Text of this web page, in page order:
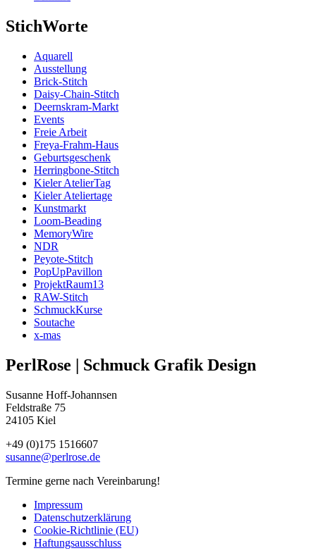
StichWorte
Aquarell
Ausstellung
Brick-Stitch
Daisy-Chain-Stitch
Deernskram-Markt
Events
Freie Arbeit
Freya-Frahm-Haus
Geburtsgeschenk
Herringbone-Stitch
Kieler AtelierTag
Kieler Ateliertage
Kunstmarkt
Loom-Beading
MemoryWire
NDR
Peyote-Stitch
PopUpPavillon
ProjektRaum13
RAW-Stitch
SchmuckKurse
Soutache
x-mas
PerlRose | Schmuck Grafik Design
Susanne Hoff-Johannsen
Feldstraße 75
24105 Kiel
+49 (0)175 1516607
susanne@perlrose.de
Termine gerne nach Vereinbarung!
Impressum
Datenschutz­erklärung
Cookie-Richtlinie (EU)
Haftungsausschluss